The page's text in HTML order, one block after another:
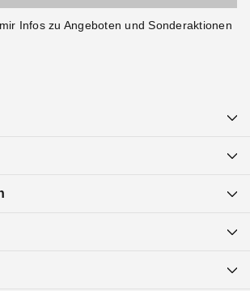
Infos zu Angeboten und Sonderaktionen